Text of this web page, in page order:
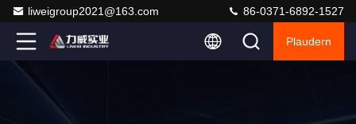
liweigroup2021@163.com 86-0371-6892-1527
Plaudern